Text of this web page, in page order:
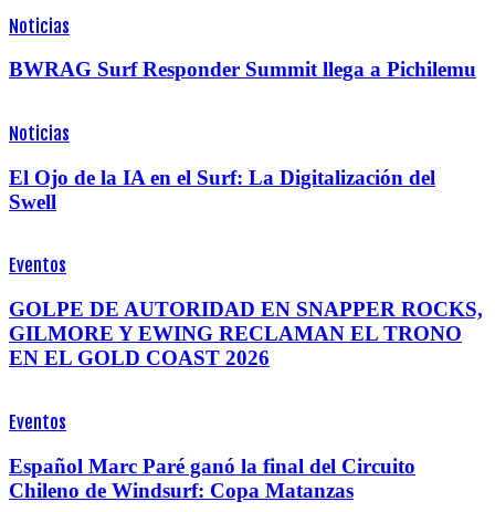
Noticias
BWRAG Surf Responder Summit llega a Pichilemu
Noticias
El Ojo de la IA en el Surf: La Digitalización del
Swell
Eventos
GOLPE DE AUTORIDAD EN SNAPPER ROCKS,
GILMORE Y EWING RECLAMAN EL TRONO
EN EL GOLD COAST 2026
Eventos
Español Marc Paré ganó la final del Circuito
Chileno de Windsurf: Copa Matanzas